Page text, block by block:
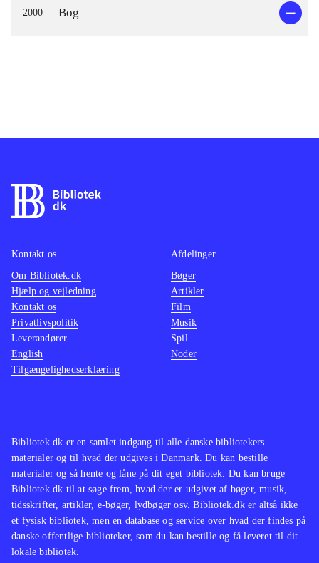
2000 Bog
Bibliotek.dk er en samlet indgang til alle danske bibliotekers
materialer og til hvad der udgives i Danmark. Du kan bestille
materialer og så hente og låne på dit eget bibliotek. Du kan bruge
Bibliotek.dk til at søge frem, hvad der er udgivet af bøger, musik,
tidsskrifter, artikler, e-bøger, lydbøger osv. Bibliotek.dk er altså ikke
et fysisk bibliotek, men en database og service over hvad der findes på
danske offentlige biblioteker, som du kan bestille og få leveret til dit
lokale bibliotek.
Kontakt os
Om Bibliotek.dk
Hjælp og vejledning
Kontakt os
Privatlivspolitik
Leverandører
English
Tilgængelighedserklæring
Afdelinger
Bøger
Artikler
Film
Musik
Spil
Noder